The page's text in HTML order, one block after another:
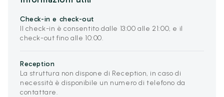
Check-in e check-out
Il check-in è consentito dalle 13:00 alle 21:00, e il
check-out fino alle 10:00.
Reception
La struttura non dispone di Reception, in caso di
necessità è disponibile un numero di telefono da
contattare.